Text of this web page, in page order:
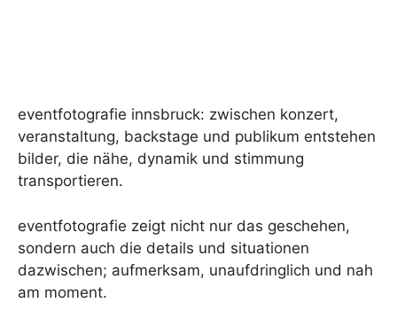
eventfotografie innsbruck: zwischen konzert,
veranstaltung, backstage und publikum entstehen
bilder, die nähe, dynamik und stimmung
transportieren.
eventfotografie zeigt nicht nur das geschehen,
sondern auch die details und situationen
dazwischen; aufmerksam, unaufdringlich und nah
am moment.